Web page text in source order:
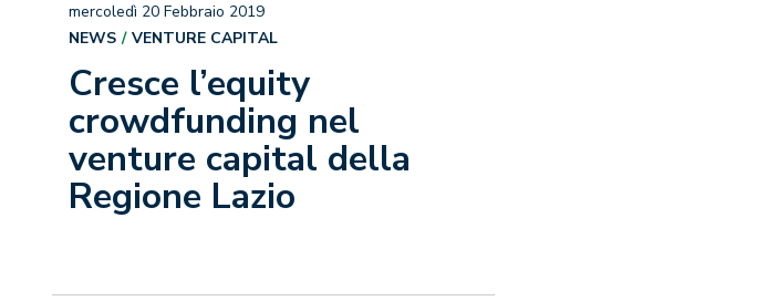
Cresce l’equity
crowdfunding nel
venture capital della
Regione Lazio
mercoledì 20 Febbraio 2019
NEWS
VENTURE CAPITAL